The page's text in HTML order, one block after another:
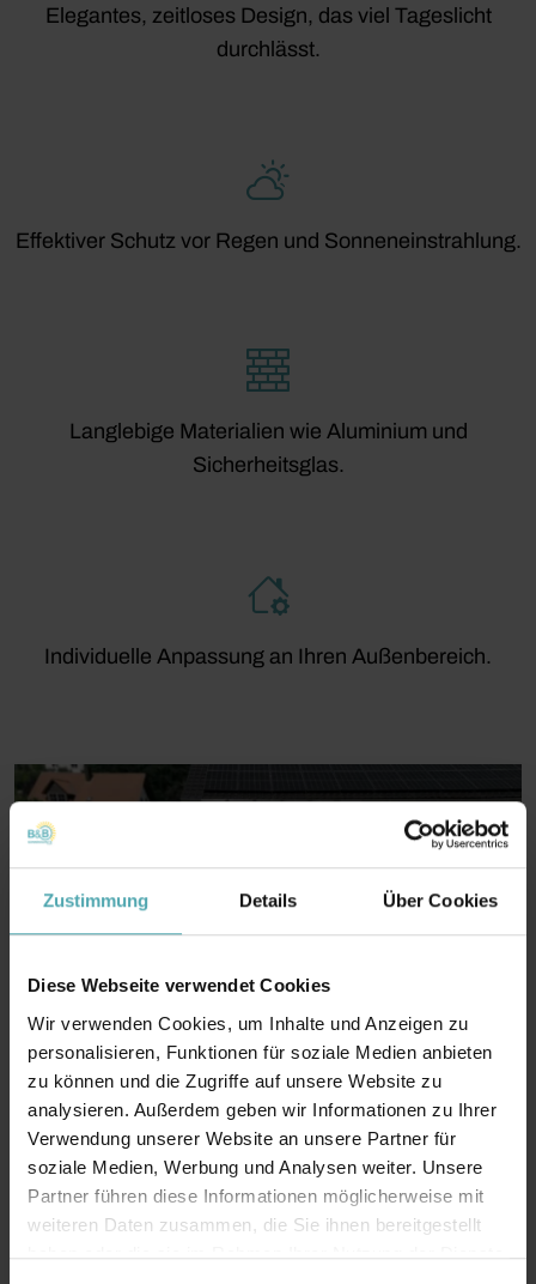
Zustimmung Details Über Cookies
Diese Webseite verwendet Cookies
Wir verwenden Cookies, um Inhalte und Anzeigen zu
personalisieren, Funktionen für soziale Medien anbieten
zu können und die Zugriffe auf unsere Website zu
analysieren. Außerdem geben wir Informationen zu Ihrer
Verwendung unserer Website an unsere Partner für
soziale Medien, Werbung und Analysen weiter. Unsere
Partner führen diese Informationen möglicherweise mit
weiteren Daten zusammen, die Sie ihnen bereitgestellt
haben oder die sie im Rahmen Ihrer Nutzung der Dienste
Elegantes, zeitloses Design, das viel Tageslicht
durchlässt.
Effektiver Schutz vor Regen und Sonneneinstrahlung.
Langlebige Materialien wie Aluminium und
Sicherheitsglas.
Individuelle Anpassung an Ihren Außenbereich.
Referenzen
Unsere Erfolgsprojekte im